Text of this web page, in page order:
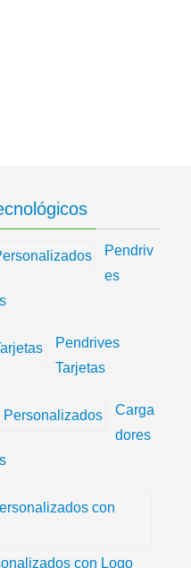
Pendriv
es
Pendrives
Tarjetas
Carga
dores
con Logo